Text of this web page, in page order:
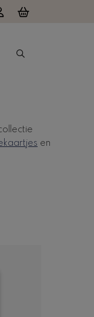
en